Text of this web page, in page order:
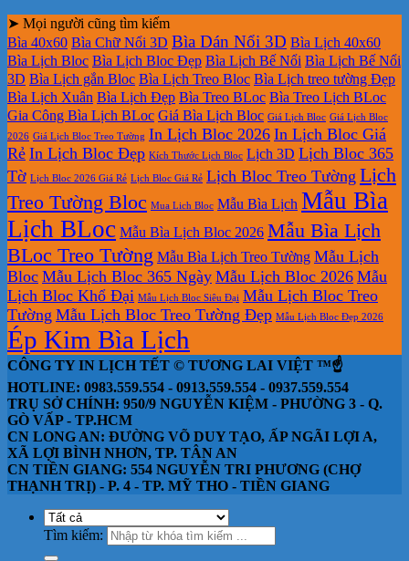
➤ Mọi người cũng tìm kiếm
Bìa 40x60 Bìa Chữ Nổi 3D Bìa Dán Nổi 3D Bìa Lịch 40x60
Bìa Lịch Bloc Bìa Lịch Bloc Đẹp Bìa Lịch Bế Nổi Bìa Lịch Bế Nổi
3D Bìa Lịch gắn Bloc Bìa Lịch Treo Bloc Bìa Lịch treo tường Đẹp
Bìa Lịch Xuân Bìa Lịch Đẹp Bìa Treo BLoc Bìa Treo Lịch BLoc
Gia Công Bìa Lịch BLoc Giá Bìa Lịch Bloc Giá Lịch Bloc Giá Lịch Bloc
2026 Giá Lịch Bloc Treo Tường In Lịch Bloc 2026 In Lịch Bloc Giá
Rẻ In Lịch Bloc Đẹp Kích Thước Lịch Bloc Lịch 3D Lịch Bloc 365
Tờ Lịch Bloc 2026 Giá Rẻ Lịch Bloc Giá Rẻ Lịch Bloc Treo Tường Lịch
Treo Tường Bloc Mua Lich Bloc Mẫu Bìa Lịch Mẫu Bìa
Lịch BLoc Mẫu Bìa Lịch Bloc 2026 Mẫu Bìa Lịch
BLoc Treo Tường Mẫu Bìa Lịch Treo Tường Mẫu Lịch
Bloc Mẫu Lịch Bloc 365 Ngày Mẫu Lịch Bloc 2026 Mẫu
Lịch Bloc Khổ Đại Mẫu Lịch Bloc Siêu Đại Mẫu Lịch Bloc Treo
Tường Mẫu Lịch Bloc Treo Tường Đẹp Mẫu Lịch Bloc Đẹp 2026
Ép Kim Bìa Lịch
CÔNG TY IN LỊCH TẾT © TƯƠNG LAI VIỆT ™☝️
HOTLINE: 0983.559.554 - 0913.559.554 - 0937.559.554
TRỤ SỞ CHÍNH: 950/9 NGUYỄN KIỆM - PHƯỜNG 3 - Q.
GÒ VẤP - TP.HCM
CN LONG AN: ĐƯỜNG VÕ DUY TẠO, ẤP NGÃI LỢI A,
XÃ LỢI BÌNH NHƠN, TP. TÂN AN
CN TIỀN GIANG: 554 NGUYỄN TRI PHƯƠNG (CHỢ
THẠNH TRỊ) - P. 4 - TP. MỸ THO - TIỀN GIANG
Tìm kiếm: